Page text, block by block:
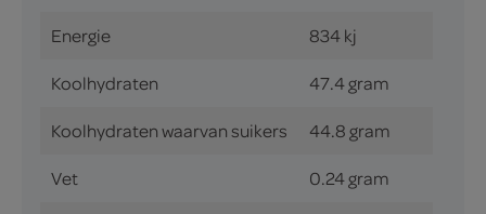
Energie 834 kj
Koolhydraten 47.4 gram
Koolhydraten waarvan suikers 44.8 gram
Vet 0.24 gram